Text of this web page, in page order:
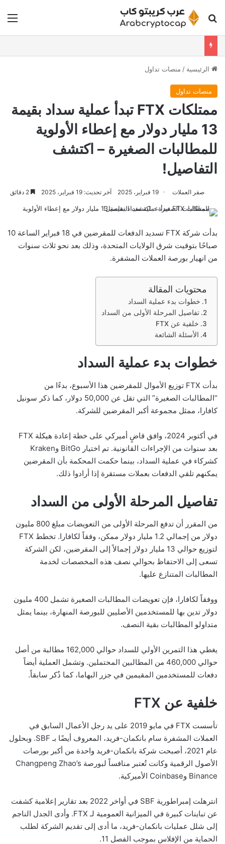
بحث عن
الرئيسية / منصات تداول
منصات تداول
ممتلكات FTX تبدأ عملية سداد بقيمة
13 مليار دولار مع إعطاء الأولوية
للمطالبات الصغيرة – اكتشف
التفاصيل!
صقر العملات 19 فبراير، 2025 آخر تحديث: 19 فبراير، 2025
بدأت شركة FTX تسديد الدفعات للمقرضين في 18 فبراير الساعة 10
صباحًا بتوقيت شرق الولايات المتحدة، وذلك بعد نحو ثلاث سنوات
من انهيار بورصة العملات المشفرة.
محتويات المقالة
خطوات بدء عملية السداد
تفاصيل المرحلة الأولى من السداد
خلفية عن FTX
الأسئلة الشائعة
خطوات بدء عملية السداد
بدأت FTX توزيع الأموال للمقرضين هذا الأسبوع، بدءًا من
“المطالبات الصغيرة” التي تقل عن 50,000 دولار، كما ذكر سونيل
كافارا، ممثل مجموعة أكبر المقرضين للشركة.
في أكتوبر 2024، وافق قاضٍ أميركي على خطة إعادة هيكلة FTX
بعد سنوات من الإجراءات القانونية. تم اختيار BitGo وKraken
كشركاء في عملية السداد، بينما حكمت المحكمة بأن المقرضين
يمكنهم تلقي الدفعات بعملات مستقرة إذا أرادوا ذلك.
تفاصيل المرحلة الأولى من السداد
من المقرر أن تدفع المرحلة الأولى من التعويضات مبلغ 800 مليون
دولار من إجمالي 1.2 مليار دولار ممكن، وفقاً لكافارا. تخطط FTX
لتوزيع حوالي 13 مليار دولار إجمالاً إلى المقرضين، لكن الشركة
تسعى إلى الاحتفاظ بحوالي نصف هذه المخصصات لخدمة
المطالبات المتنازع عليها.
ووفقاً لكافارا، فإن تعويضات المطالبات الصغيرة تشمل 400 مليون
دولار تدين بها للمستخدمين الأصليين للبورصة المنهارة، بينما يمثل
متداولو المطالبات بقية النصف.
يغطي هذا التمرين الأولي للسداد حوالي 162,000 مطالبة من أصل
حوالي 460,000 من المطالبين المحتملين. وتشمل العملية أيضاً
دفعات للمستخدمين المقيمين في جزر البهاما، كما ذُكر سابقاً.
خلفية عن FTX
تأسست FTX في مايو 2019 على يد رجل الأعمال السابق في
العملات المشفرة سام بانكمان-فريد، المعروف أيضًا بـ SBF. وبحلول
عام 2021، أصبحت شركة بانكمان-فريد واحدة من أكبر بورصات
الأصول الرقمية وكانت تُعتبر منافساً لبورصة Changpeng Zhao’s
Binance وCoinbase الأميركية.
انترهلت إمبراطورية SBF في أواخر 2022 بعد تقارير إعلامية كشفت
عن تباينات كبيرة في الميزانية العمومية لـ FTX. وأدى الجدل الناجم
إلى شلل عمليات بانكمان-فريد، ما أدى إلى تقديم الشركة لطلب
الحماية من الإفلاس بموجب الفصل 11.